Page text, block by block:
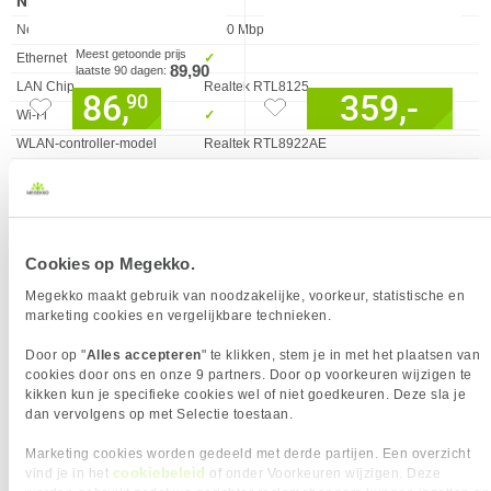
Cookies op Megekko.
Megekko maakt gebruik van noodzakelijke, voorkeur, statistische en
marketing cookies en vergelijkbare technieken.
Door op "Alles accepteren" te klikken, stem je in met het plaatsen van
cookies door ons en onze 9 partners. Door op voorkeuren wijzigen te
kikken kun je specifieke cookies wel of niet goedkeuren. Deze sla je
dan vervolgens op met Selectie toestaan.
Marketing cookies worden gedeeld met derde partijen. Een overzicht
vind je in het cookiebeleid of onder Voorkeuren wijzigen. Deze
Eigenschap
Netwerk bedraad
2500 Mbps
Ethernet
✓︎
LAN Chip
Realtek RTL8125
Wi-Fi
✓︎
WLAN-controller-model
Realtek RTL8922AE
OPSLAGMEDIA
Maximum aantal schijven per
4
Ondersteunde
opslagstationinterfaces
M.2, PCI Express 5.0, SATA III
Ondersteunde types opslag-
drives
HDD & SSD
RAID support ✓︎
Meest getoonde prijs
laatste 90 dagen: 89,90
86,90 359,-
VERGELIJKBARE PRODUCTEN
MSI MPG X870E EDGE TI WIFI